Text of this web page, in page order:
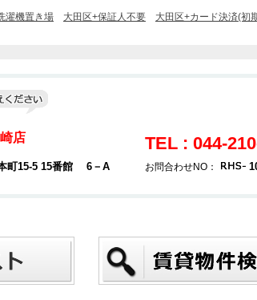
濯機置き場 大田区+保証人不要 大田区+カード決済(初
店
町15-5 15番館 6－A
TEL : 044-
お問合わせNO：